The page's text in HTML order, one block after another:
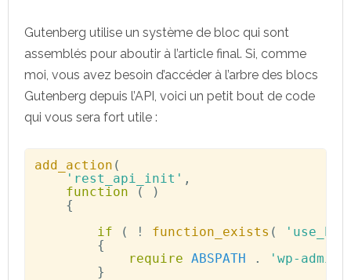
Gutenberg utilise un système de bloc qui sont
assemblés pour aboutir à l’article final. Si, comme
moi, vous avez besoin d’accéder à l’arbre des blocs
Gutenberg depuis l’API, voici un petit bout de code
qui vous sera fort utile :
add_action (
'rest_api_init' ,
function
(
)
{
if
( ! function_exists (
{
require ABSPATH .
'wp-
}